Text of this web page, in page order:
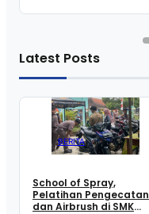
Latest Posts
BERITA
School of Spray,
Pelatihan Pengecatan
dan Airbrush di SMK